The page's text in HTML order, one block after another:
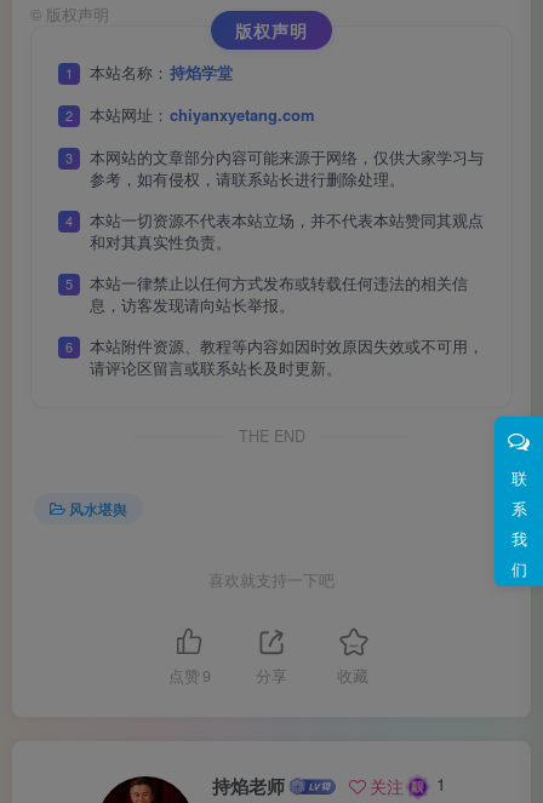
联
系
我
们
农耕经济时代，勤奋意味着“多耕一亩地、多收一斗
粮”。那是体力与时间的线性投入。
但在智能化时代，单纯“埋头苦干”已很难带来非线性增
长。现代社会的“勤奋”，更多是指对信息、资源、人际关系
的整合能力，以及对自己生命节奏与外部环境的理解。
充分条件。 真正做成大事的人，往往懂得在正确的时间、正
能量”的感知与利用。
© 版权声明
版权声明
1 本站名称： 持焰学堂
2 本站网址： chiyanxyetang.com
3
本网站的文章部分内容可能来源于网络，仅供大家学习与
参考，如有侵权，请联系站长进行删除处理。
4
本站一切资源不代表本站立场，并不代表本站赞同其观点
和对其真实性负责。
5
本站一律禁止以任何方式发布或转载任何违法的相关信
息，访客发现请向站长举报。
6
本站附件资源、教程等内容如因时效原因失效或不可用，
请评论区留言或联系站长及时更新。
THE END
风水堪舆
喜欢就支持一下吧
点赞 9 分享 收藏
持焰老师 关注 1